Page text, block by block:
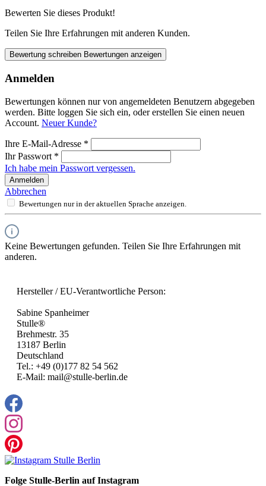
Bewerten Sie dieses Produkt!
Teilen Sie Ihre Erfahrungen mit anderen Kunden.
Bewertung schreiben Bewertungen anzeigen
Anmelden
Bewertungen können nur von angemeldeten Benutzern abgegeben
werden. Bitte loggen Sie sich ein, oder erstellen Sie einen neuen
Account. Neuer Kunde?
Ihre E-Mail-Adresse *
Ihr Passwort *
Ich habe mein Passwort vergessen.
Anmelden
Abbrechen
Bewertungen nur in der aktuellen Sprache anzeigen.
Keine Bewertungen gefunden. Teilen Sie Ihre Erfahrungen mit
anderen.
Hersteller / EU-Verantwortliche Person:
Sabine Spanheimer
Stulle®
Brehmestr. 35
13187 Berlin
Deutschland
Tel.: +49 (0)177 82 54 562
E-Mail: mail@stulle-berlin.de
Folge Stulle-Berlin auf Instagram